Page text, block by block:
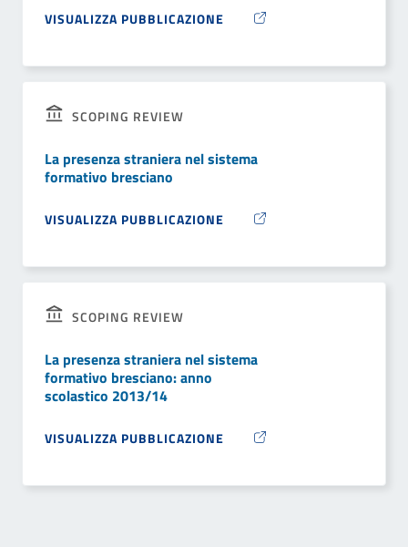
VISUALIZZA PUBBLICAZIONE
SCOPING REVIEW
La presenza straniera nel sistema
formativo bresciano
VISUALIZZA PUBBLICAZIONE
SCOPING REVIEW
La presenza straniera nel sistema
formativo bresciano: anno
scolastico 2013/14
VISUALIZZA PUBBLICAZIONE